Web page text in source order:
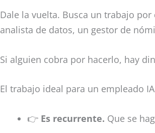
Dale la vuelta. Busca un trabajo
analista de datos, un gestor de
Si alguien cobra por hacerlo, hay
El trabajo ideal para un empleado
👉 Es recurrente. Que se